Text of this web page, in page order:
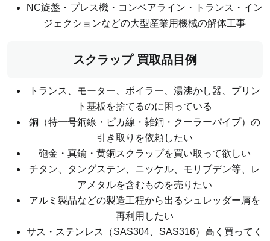
NC旋盤・プレス機・コンベアライン・トランス・イン
ジェクションなどの大型産業用機械の解体工事
スクラップ 買取品目例
トランス、モーター、ボイラー、湯沸かし器、プリン
ト基板を捨てるのに困っている
銅（特一号銅線・ピカ線・雑銅・クーラーパイプ）の
引き取りを依頼したい
砲金・真鍮・黄銅スクラップを買い取って欲しい
チタン、タングステン、ニッケル、モリブデン等、レ
アメタルを含むものを売りたい
アルミ製品などの製造工程から出るシュレッダー屑を
再利用したい
サス・ステンレス（SAS304、SAS316）高く買ってく